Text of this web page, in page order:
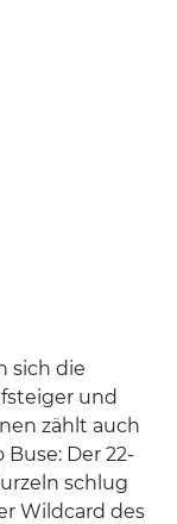
sich die
und
zählt auch
Der 22-
schlug
Wildcard des